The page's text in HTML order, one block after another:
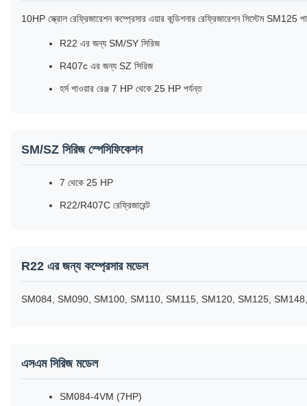
10HP স্ক্রোল রেফ্রিজারেশন কম্প্রেসার এয়ার কন্ডিশনার রেফ্রিজারেশন সিস্টেম SM125
R22 এর জন্য SM/SY সিরিজ
R407c এর জন্য SZ সিরিজ
হর্স পাওয়ার রেঞ্জ 7 HP থেকে 25 HP পর্যন্ত
SM/SZ সিরিজ স্পেসিফিকেশন
7 থেকে 25 HP
R22/R407C রেফ্রিজারেন্ট
R22 এর জন্য কম্প্রেসার মডেল
SM084, SM090, SM100, SM110, SM115, SM120, SM125,
এসএম সিরিজ মডেল
SM084-4VM (7HP)